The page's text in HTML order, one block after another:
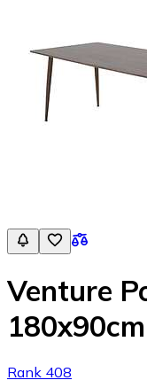
Venture
180x90cm
Rank 408